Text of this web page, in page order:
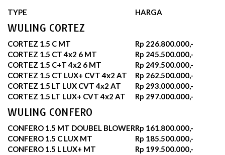
TYPE HARGA
WULING CORTEZ
CORTEZ 1.5 C MT
Rp 226.800.000,-
CORTEZ 1.5 CT 4x2 6 MT
Rp 245.500.000,-
CORTEZ 1.5 C+T 4x2 6 MT
Rp 249.500.000,-
CORTEZ 1.5 CT LUX+ CVT 4x2 AT
Rp 262.500.000,-
CORTEZ 1.5 LT LUX CVT 4x2 AT
Rp 293.000.000,-
CORTEZ 1.5 LT LUX+ CVT 4x2 AT
Rp 297.000.000,-
WULING CONFERO
CONFERO 1.5 MT DOUBEL BLOWERRp 161.800.000,-
CONFERO 1.5 C LUX MT
Rp 185.500.000,-
CONFERO 1.5 L LUX+ MT
Rp 199.500.000,-